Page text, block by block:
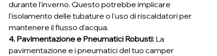
durante l'inverno. Questo potrebbe implicare
l'isolamento delle tubature o l'uso di riscaldatori per
mantenere il flusso d'acqua.
4. Pavimentazione e Pneumatici Robusti: La
pavimentazione e i pneumatici del tuo camper